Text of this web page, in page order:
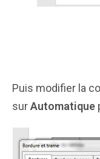
Puis modifier la
surAutomatique